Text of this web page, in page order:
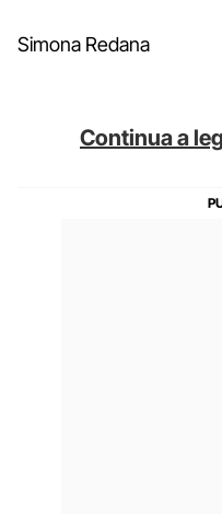
Simona Redana
Continua a